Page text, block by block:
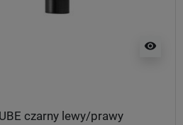
visibility
czarny lewy/prawy